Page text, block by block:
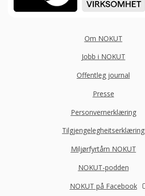
Om NOKUT
Jobb i NOKUT
Offentleg journal
Presse
Personvernerklæring
Tilgjengelegheitserklæring
Miljørfyrtårn NOKUT
NOKUT-podden
NOKUT på Facebook